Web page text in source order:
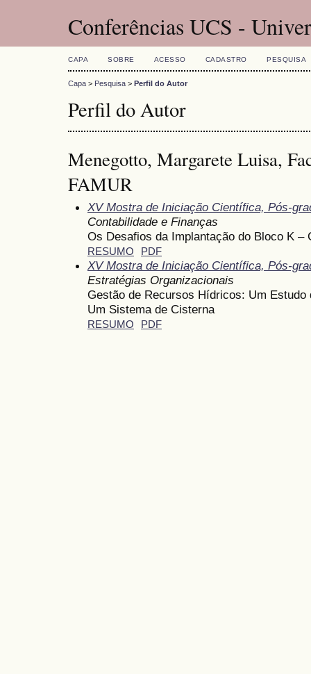
Conferências UCS -
CAPA SOBRE ACESSO CADASTRO PESQUISA
Capa > Pesquisa > Perfil do Autor
Perfil do Autor
Menegotto, Margarete Luisa,
FAMUR
XV Mostra de Iniciação Científica, Pós-
Contabilidade e Finanças
Os Desafios da Implantação do Bloco K –
RESUMO PDF
XV Mostra de Iniciação Científica, Pós-
Estratégias Organizacionais
Gestão de Recursos Hídricos: Um Estudo
Um Sistema de Cisterna
RESUMO PDF